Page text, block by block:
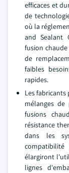
efficaces et
de
où la
and Sealant
fusion
de
faibles
rapides.
Les fabricants
mélanges
fusions
résistance
dans les
compatibilité
élargiront
lignes